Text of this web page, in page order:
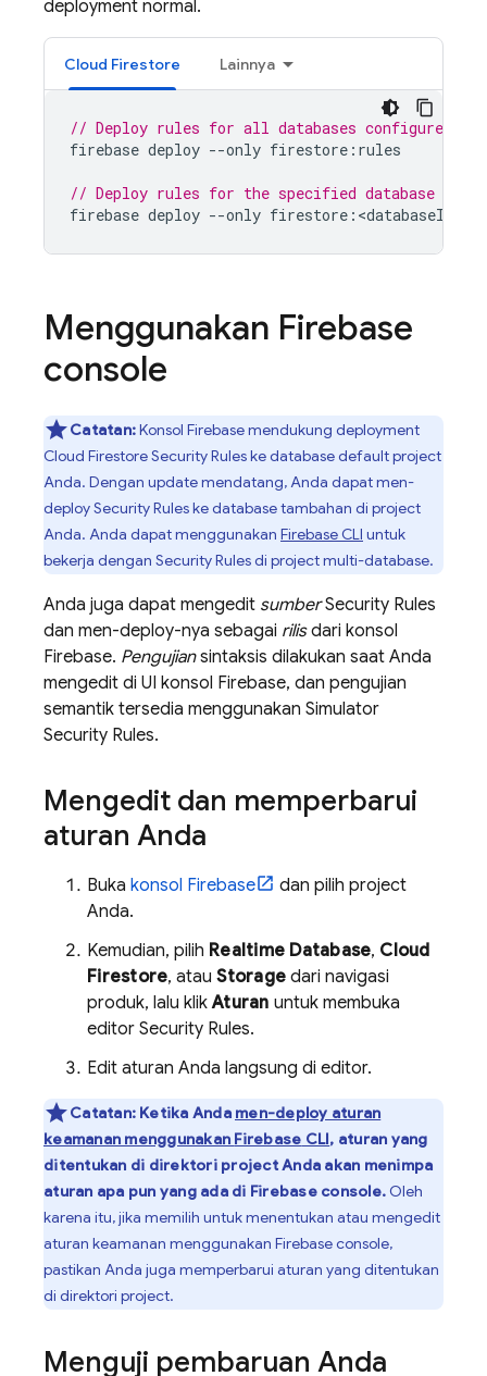
deployment normal.
Cloud Firestore Lainnya
// Deploy rules for all databases configured in
firebase deploy --only firestore : rules
// Deploy rules for the specified database
firebase deploy --only firestore : <databaseId
Menggunakan Firebase
console
Catatan:Konsol Firebasemendukung deployment
Cloud FirestoreSecurity Ruleske database default project
Anda. Dengan update mendatang, Anda dapat men-
deploySecurity Ruleske database tambahan di project
Anda. Anda dapat menggunakan Firebase CLI untuk
bekerja dengan Security Rulesdi project multi-database.
Anda juga dapat mengedit sumber Security Rules
dan men-deploy-nya sebagai rilisdari konsol
Firebase. Pengujiansintaksis dilakukan saat Anda
mengedit di UI konsol Firebase, dan pengujian
semantik tersedia menggunakan Simulator
Security Rules.
Mengedit dan memperbarui
aturan Anda
Buka konsol Firebase
dan pilih project
Anda.
Kemudian, pilih Realtime Database, Cloud
Firestore, atauStorage dari navigasi
produk, lalu klikAturan untuk membuka
editor Security Rules.
Edit aturan Anda langsung di editor.
Catatan: Ketika Anda men-deploy aturan
keamanan menggunakan Firebase CLI, aturan yang
ditentukan di direktori project Anda akan menimpa
aturan apa pun yang ada di Firebaseconsole. Oleh
karena itu, jika memilih untuk menentukan atau mengedit
aturan keamanan menggunakan Firebaseconsole,
pastikan Anda juga memperbarui aturan yang ditentukan
di direktori project.
Menguji pembaruan Anda